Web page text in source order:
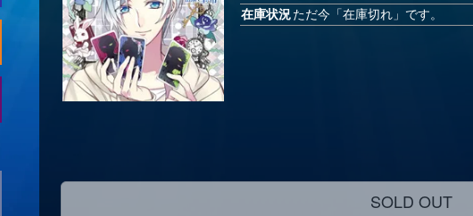
在庫状況ただ今「在庫切れ」です。
SOLD OUT